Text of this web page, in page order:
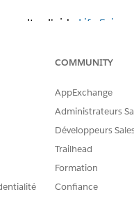
l'aide Life
COMMUNITY
AppExchange
Administrateurs
Développeurs
Trailhead
Formation
Confiance